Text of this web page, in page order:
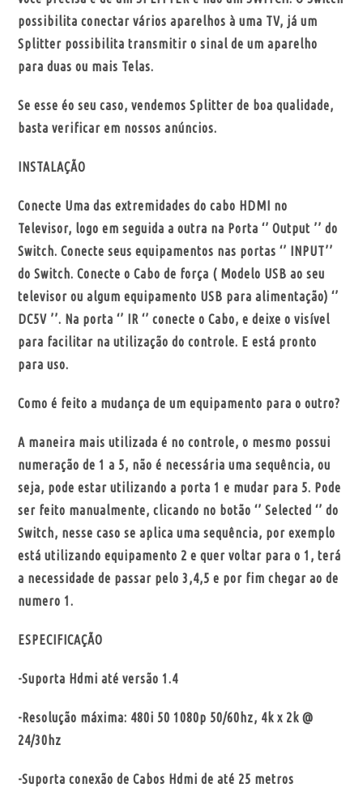
possibilita conectar vários aparelhos à uma TV, já um
Splitter possibilita transmitir o sinal de um aparelho
para duas ou mais Telas.
Se esse éo seu caso, vendemos Splitter de boa qualidade,
basta verificar em nossos anúncios.
INSTALAÇÃO
Conecte Uma das extremidades do cabo HDMI no
Televisor, logo em seguida a outra na Porta ‘’ Output ’’ do
Switch. Conecte seus equipamentos nas portas ‘’ INPUT’’
do Switch. Conecte o Cabo de força ( Modelo USB ao seu
televisor ou algum equipamento USB para alimentação) ‘’
DC5V ’’. Na porta ‘’ IR ‘’ conecte o Cabo, e deixe o visível
para facilitar na utilização do controle. E está pronto
para uso.
Como é feito a mudança de um equipamento para o outro?
A maneira mais utilizada é no controle, o mesmo possui
numeração de 1 a 5, não é necessária uma sequência, ou
seja, pode estar utilizando a porta 1 e mudar para 5. Pode
ser feito manualmente, clicando no botão ‘’ Selected ‘’ do
Switch, nesse caso se aplica uma sequência, por exemplo
está utilizando equipamento 2 e quer voltar para o 1, terá
a necessidade de passar pelo 3,4,5 e por fim chegar ao de
numero 1.
ESPECIFICAÇÃO
-Suporta Hdmi até versão 1.4
-Resolução máxima: 480i 50 1080p 50/60hz, 4k x 2k @
24/30hz
-Suporta conexão de Cabos Hdmi de até 25 metros